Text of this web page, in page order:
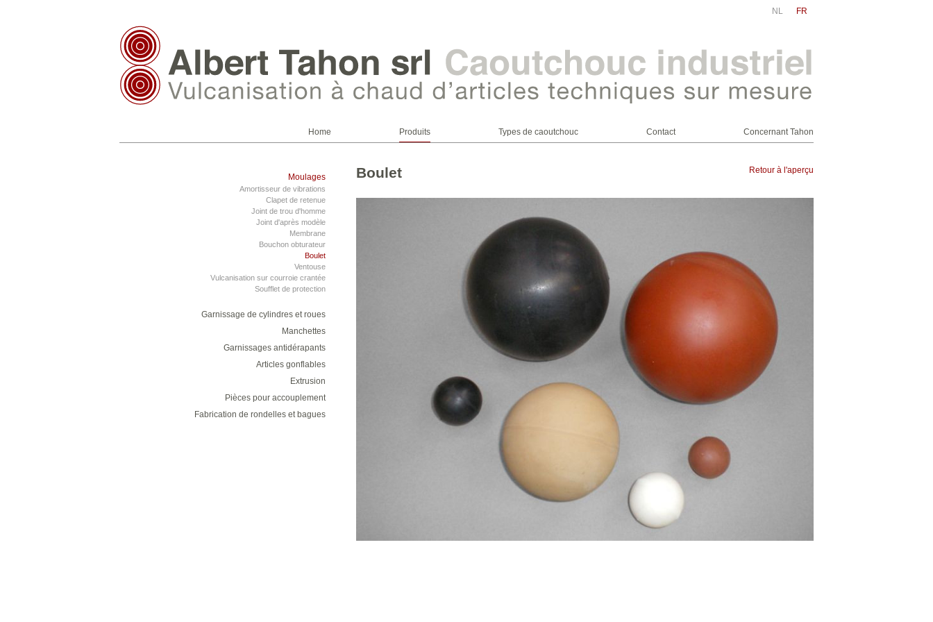
NL FR
Home Produits Types de caoutchouc Contact Concernant Tahon
Moulages
Amortisseur de vibrations
Clapet de retenue
Joint de trou d'homme
Joint d'après modèle
Membrane
Bouchon obturateur
Boulet
Ventouse
Vulcanisation sur courroie crantée
Soufflet de protection
Garnissage de cylindres et roues
Manchettes
Garnissages antidérapants
Articles gonflables
Extrusion
Pièces pour accouplement
Fabrication de rondelles et bagues
Boulet Retour à l'aperçu